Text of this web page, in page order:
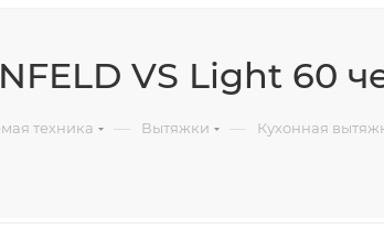
VS Light 60
техника — Вытяжки — Кухонная